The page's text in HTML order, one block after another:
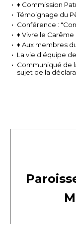
♦ Commission
Témoignage du
Conférence :
♦ Vivre le Carême
♦ Aux membres
La vie d'équipe
Communiqué de
sujet de la